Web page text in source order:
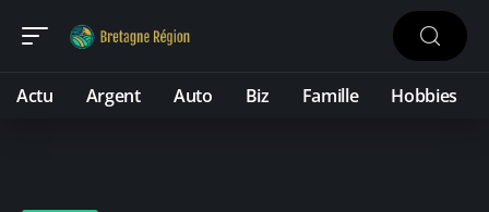
Actu Argent Auto Biz Famille Hobbies